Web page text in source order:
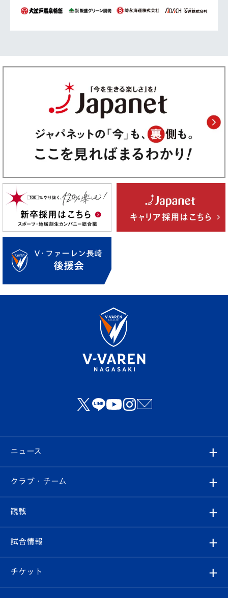
ニュース
すべて
クラブ
試合情報
クラブ・チーム
クラブ概要
エンブレム紹介
観戦
観戦ルール
はじめての観戦ガイド
試合情報
試合日程/結果
チケット